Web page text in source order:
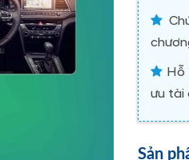
Hỗ
ưu tài
Sản